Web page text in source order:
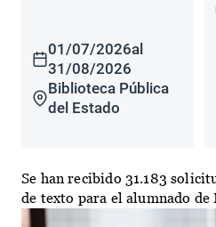
01/07/2026al
31/08/2026
Biblioteca Pública
del Estado
Se han recibido 31.183
de texto para el alumnado